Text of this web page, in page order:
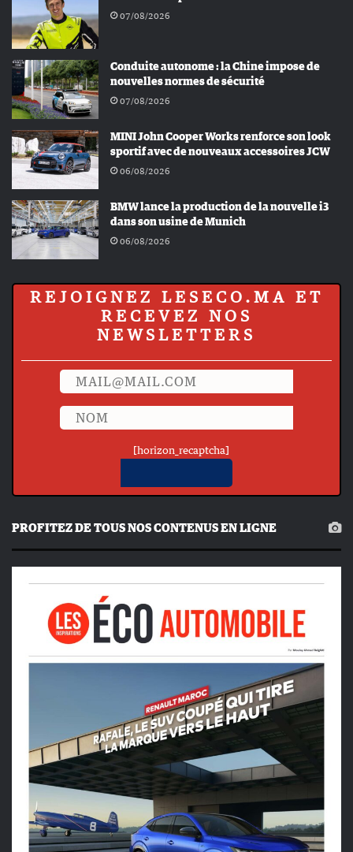
07/08/2026
Conduite autonome : la Chine impose de
nouvelles normes de sécurité
07/08/2026
MINI John Cooper Works renforce son look
sportif avec de nouveaux accessoires JCW
06/08/2026
BMW lance la production de la nouvelle i3
dans son usine de Munich
06/08/2026
REJOIGNEZ LESECO.MA ET
RECEVEZ NOS
NEWSLETTERS
[horizon_recaptcha]
PROFITEZ DE TOUS NOS CONTENUS EN LIGNE